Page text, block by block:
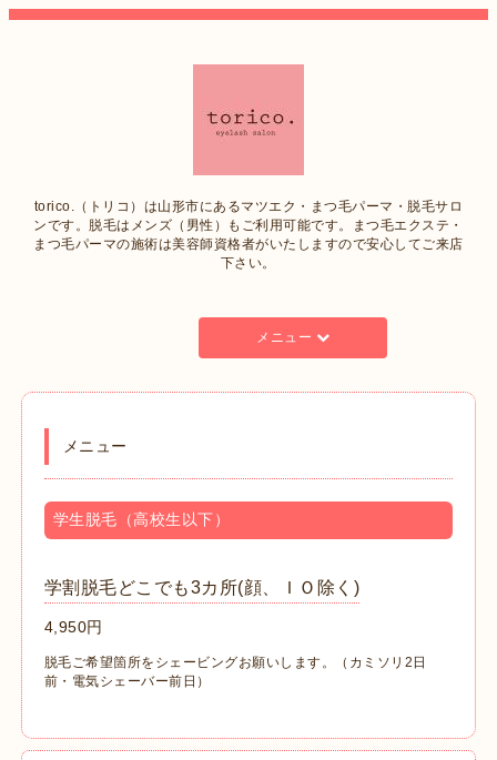
torico.（トリコ）は山形市にあるマツエク・まつ毛パーマ・脱毛サロ
ンです。脱毛はメンズ（男性）もご利用可能です。まつ毛エクステ・
まつ毛パーマの施術は美容師資格者がいたしますので安心してご来店
下さい。
メニュー
メニュー
学生脱毛（高校生以下）
学割脱毛どこでも3カ所(顔、ＩＯ除く)
4,950円
脱毛ご希望箇所をシェービングお願いします。
（カミソリ2日
前・電気シェーバー前日）